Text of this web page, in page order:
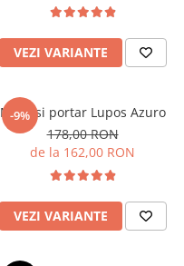
VEZI VARIANTE
-9%
Manusi portar Lupos Azuro
178,00 RON
de la 162,00 RON
VEZI VARIANTE